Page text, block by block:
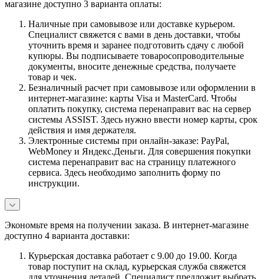
магазине доступно 3 варианта оплаты:
Наличные при самовывозе или доставке курьером.
Специалист свяжется с вами в день доставки, чтобы
уточнить время и заранее подготовить сдачу с любой
купюры. Вы подписываете товаросопроводительные
документы, вносите денежные средства, получаете
товар и чек.
Безналичный расчет при самовывозе или оформлении в
интернет-магазине: карты Visa и MasterCard. Чтобы
оплатить покупку, система перенаправит вас на сервер
системы ASSIST. Здесь нужно ввести номер карты, срок
действия и имя держателя.
Электронные системы при онлайн-заказе: PayPal,
WebMoney и Яндекс.Деньги. Для совершения покупки
система перенаправит вас на страницу платежного
сервиса. Здесь необходимо заполнить форму по
инструкции.
Экономьте время на получении заказа. В интернет-магазине
доступно 4 варианта доставки:
Курьерская доставка работает с 9.00 до 19.00. Когда
товар поступит на склад, курьерская служба свяжется
для уточнения деталей. Специалист предложит выбрать